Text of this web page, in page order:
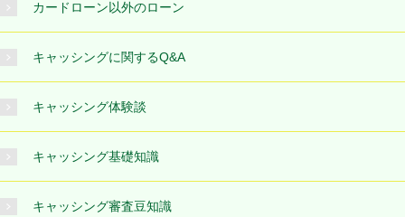
カードローン以外のローン
キャッシングに関するQ&A
キャッシング体験談
キャッシング基礎知識
キャッシング審査豆知識